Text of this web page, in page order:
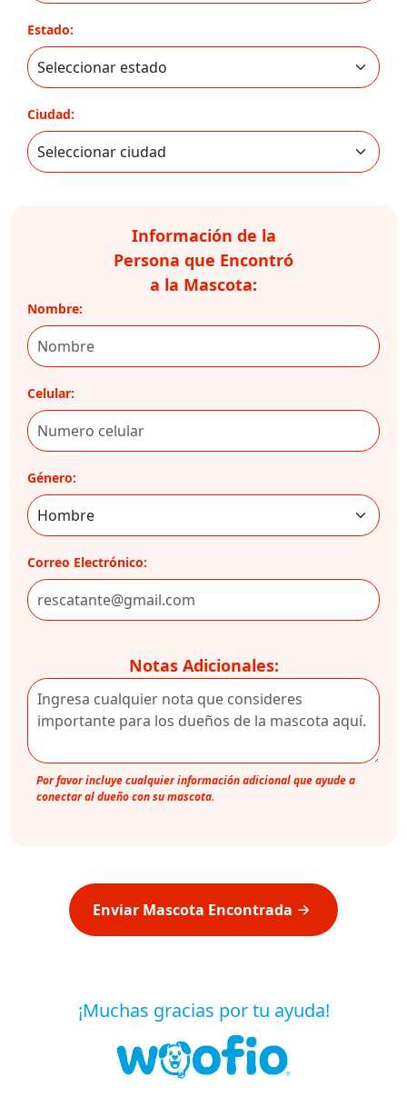
Estado:
Ciudad:
Información de la
Persona que Encontró
a la Mascota:
Nombre:
Celular:
Género:
Correo Electrónico:
Notas Adicionales:
Por favor incluye cualquier información adicional que ayude a
conectar al dueño con su mascota.
Enviar Mascota Encontrada
¡Muchas gracias por tu ayuda!